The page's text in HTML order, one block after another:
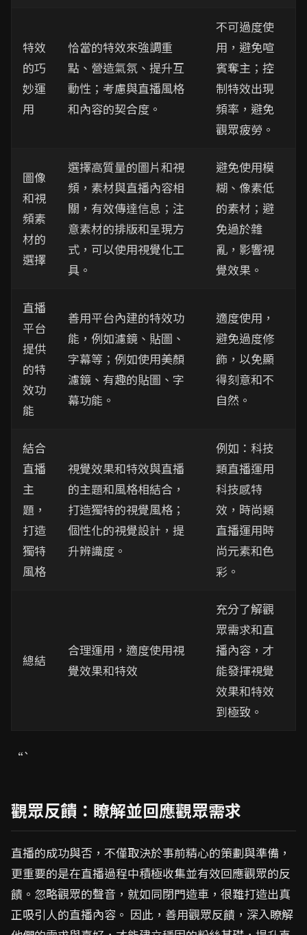
特效
的巧
妙運
用
恰當的特效來強調重
點、營造氣氛、提升互
動性；考慮與直播風格
和內容的契合度。
不可過度使
用，避免喧
賓奪主；控
制特效出現
頻率，避免
觀眾疲勞。
圖像
和視
頻素
材的
選擇
選擇高質量的圖片和視
頻，素材與直播內容相
關，有效傳達信息；注
意素材的排版和呈現方
式，可以使用視覺化工
具。
避免使用模
糊、像素低
的素材；避
免過於雜
亂，影響視
覺效果。
直播
平台
提供
的特
效功
能
善用平台內建的特效功
能，例如濾鏡、貼圖、
字幕等；例如使用美顏
濾鏡、有趣的貼圖、字
幕功能。
適度使用，
避免過度修
飾，以免顯
得刻意和不
自然。
結合
直播
主
題，
打造
獨特
風格
視覺效果和特效與直播
的主題和風格相結合，
打造獨特的視覺風格；
個性化的視覺設計，提
升辨識度。
例如：科技
類直播運用
科技感特
效，時尚類
直播運用時
尚元素和色
彩。
總結
合理運用，適度使用視
覺效果和特效
充分了解觀
眾需求和直
播內容，才
能發揮視覺
效果和特效
到極致。
“`
觀眾反饋：瞭解並回應觀眾需求
直播的成功與否，不僅取決於事前精心的策劃與準備，
更重要的是在直播過程中積極收集並有效回應觀眾的反
饋。忽略觀眾的聲音，就如同閉門造車，很難打造出真
正吸引人的直播內容。 因此，善用觀眾反饋，深入瞭解